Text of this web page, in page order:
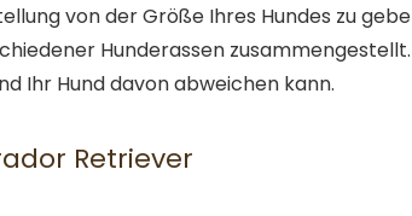
von der Größe Ihres Hundes zu
Hunderassen
Ihr Hund davon abweichen kann.
Retriever